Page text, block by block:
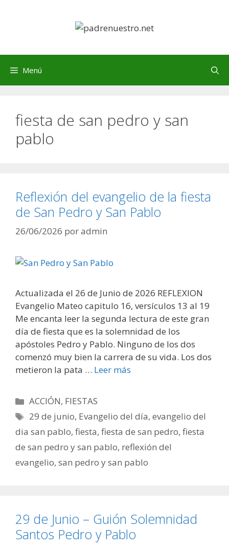
Menú
fiesta de san pedro y san
pablo
Reflexión del evangelio de la fiesta
de San Pedro y San Pablo
26/06/2026 poradmin
Actualizada el 26 de Junio de 2026 REFLEXION
Evangelio Mateo capitulo 16, versículos 13 al 19
Me encanta leer la segunda lectura de este gran
día de fiesta que es la solemnidad de los
apóstoles Pedro y Pablo. Ninguno de los dos
comenzó muy bien la carrera de su vida. Los dos
metieron la pata … Leer más
Categorías
ACCIÓN, FIESTAS
Etiquetas
29 de junio, Evangelio del día,evangelio del
dia san pablo, fiesta, fiesta de san pedro, fiesta
de san pedro y san pablo, reflexión del
evangelio, san pedro y san pablo
29 de Junio – Guión Solemnidad
Santos Pedro y Pablo